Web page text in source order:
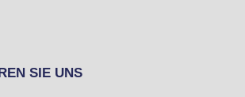
SIE UNS